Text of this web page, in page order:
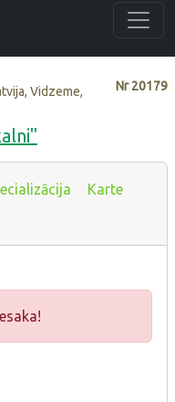
Nr20179
Vidzeme,
Karte